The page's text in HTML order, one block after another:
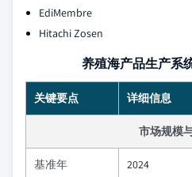
EdiMembre
Hitachi Zosen
养殖海产品生产系
关键要点 详细信息
市场规模
基准年 2024